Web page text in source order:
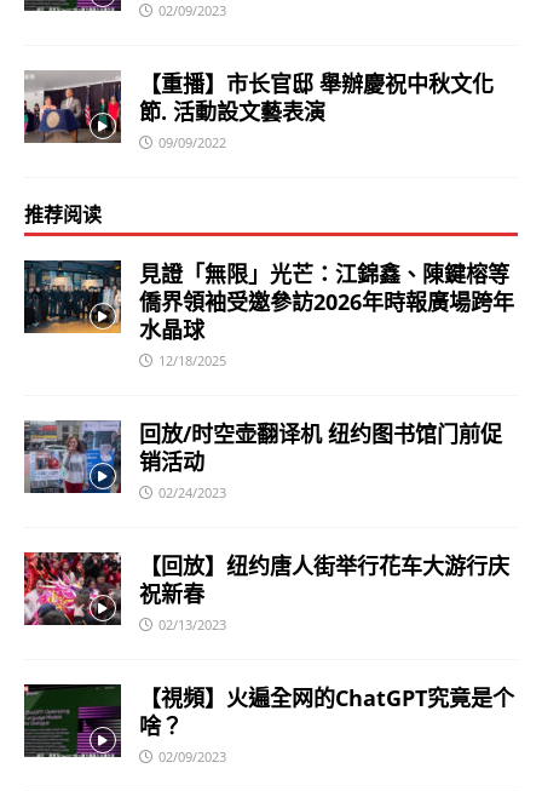
02/09/2023
【重播】市长官邸 舉辦慶祝中秋文化
節. 活動設文藝表演
09/09/2022
推荐阅读
見證「無限」光芒：江錦鑫、陳鍵榕等
僑界領袖受邀參訪2026年時報廣場跨年
水晶球
12/18/2025
回放/时空壶翻译机 纽约图书馆门前促
销活动
02/24/2023
【回放】纽约唐人街举行花车大游行庆
祝新春
02/13/2023
【視頻】火遍全网的ChatGPT究竟是个
啥？
02/09/2023